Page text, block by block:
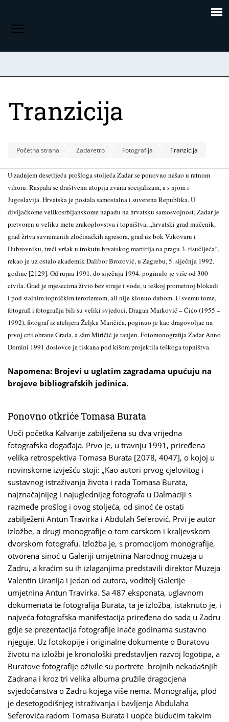
glavni
Tranzicija
Početna strana Zadaretro Fotografija Tranzicija
U zadnjem desetljeću prošloga stoljeća Zadar se ponovno našao u ratnom
vihoru. Raspala se društvena utopija zvana socijalizam, a s njom i
Jugoslavija. Hrvatska je postala samostalna i suverena Republika. U
divljačkome velikosrbijanskome napadu na hrvatsku samosvojnost, Zadar je
pretvoren u veliku metu zrakoplovstva i topništva, „hrvatski grad mučenik,
grad žrtva suvremenih zločinačkih agresora, grad uz bok Vukovaru i
Dubrovniku, treći vršak u trokutu hrvatskog martirija na pragu 3. tisućljeća“,
rekao je uz ostalo akademik Dalibor Brozović, u Zagrebu, 5. siječnja 1992.
godine [2129]. Od rujna 1991. do siječnja 1994. poginulo je više od 300
civila. Grad je mjesecima živio bez struje i vode, u teškoj prometnoj blokadi
i pod stalnim topničkim terorizmom, ali nije klonuo duhom. U svemu tome,
fotografi i fotografija bili su veliki svjedoci. Dragan Marković – Ćićo (1955 –
1992), fotograf iz atelijera Željka Maričića, poginuo je kao dragovoljac na
prvoj crti obrane Grada, a sâm Miričić je ranjen. Fotomonografija Zadar Anno
Domini 1991 doslovce je tiskana pod kišom projektila teškoga topništva.
Napomena: Brojevi u uglatim zagradama upućuju na
brojeve bibliografskih jedinica.
Ponovno otkriće Tomasa Burata
Uoči početka Kalvarije zabilježena su dva vrijedna
fotografska događaja. Prvo je, u travnju 1991, priređena
velika retrospektiva Tomasa Burata [2078, 4047], o kojoj u
novinskome izvješću stoji: „Kao autori prvog cjelovitog i
sustavnog istraživanja života i rada Tomasa Burata,
najznačajnijeg i najuglednijeg fotografa u Dalmaciji s
razmeđe prošlog i ovog stoljeća, od sinoć će ostati
zabilježeni Antun Travirka i Abdulah Seferović. Prvi je autor
izložbe, a drugi monografije o tom carskom i kraljevskom
dvorskom fotografu. Izložba je, s promocijom monografije,
otvorena sinoć u Galeriji umjetnina Narodnog muzeja u
Zadru, a kraćim su ih izlaganjima predstavili direktor Muzeja
Valentin Uranija i jedan od autora, voditelj Galerije
umjetnina Antun Travirka. Sa 487 eksponata, uglavnom
dokumenata te fotografija Burata, ta je izložba, istaknuto je, i
najveća fotografska manifestacija priređena do sada u Zadru
gdje se prezentacija fotografije inače godinama sustavno
njeguje. Uz fotokopije i originalne dokumente o Buratovu
životu na izložbi je kronološki predstavljen razvoj logotipa, a
Buratove fotografije oživile su portrete brojnih nekadašnjih
Zadrana i kroz tri velika albuma pružile dragocjena
svjedočanstva o Zadru kojega više nema. Monografija, plod
je desetogodišnjeg istraživanja i bavljenja Abdulaha
Seferovića radom Tomasa Burata i uopće budućim takvim